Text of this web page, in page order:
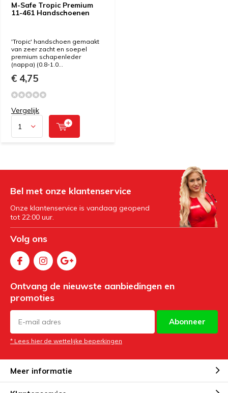
M-Safe Tropic Premium
11-461 Handschoenen
'Tropic' handschoen gemaakt
van zeer zacht en soepel
premium schapenleder
(nappa) (0.8-1.0...
€ 4,75
Vergelijk
Bel met onze klantenservice
Onze klantenservice is vandaag geopend
tot 22:00 uur.
Volg ons
Ontvang de nieuwste aanbiedingen en
promoties
Abonneer
* Lees hier de wettelijke beperkingen
Meer informatie